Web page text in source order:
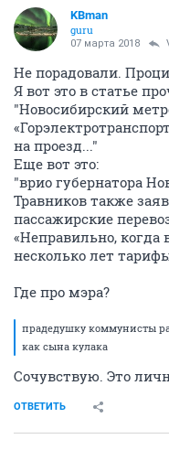
KBman
guru
07 марта 2018
Не порадовали.
Я вот это в статье
"Новосибирский
на проезд..."
Еще вот это:
"врио губернатора
Травников также
пассажирские
«Неправильно, когда
несколько лет
Где про мэра?
прадедушку коммунисты
как сына кулака
Сочувствую. Это
ОТВЕТИТЬ